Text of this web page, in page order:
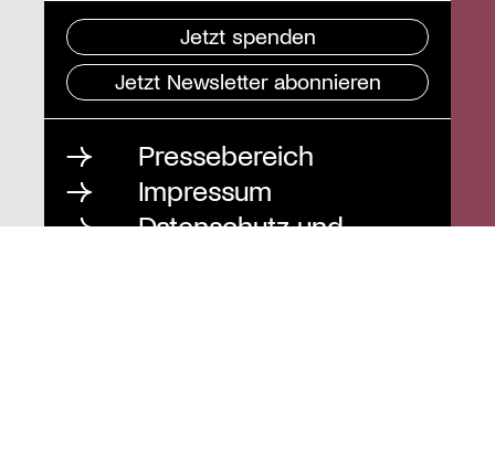
Jetzt spenden
Jetzt Newsletter abonnieren
Pressebereich
Impressum
Datenschutz und